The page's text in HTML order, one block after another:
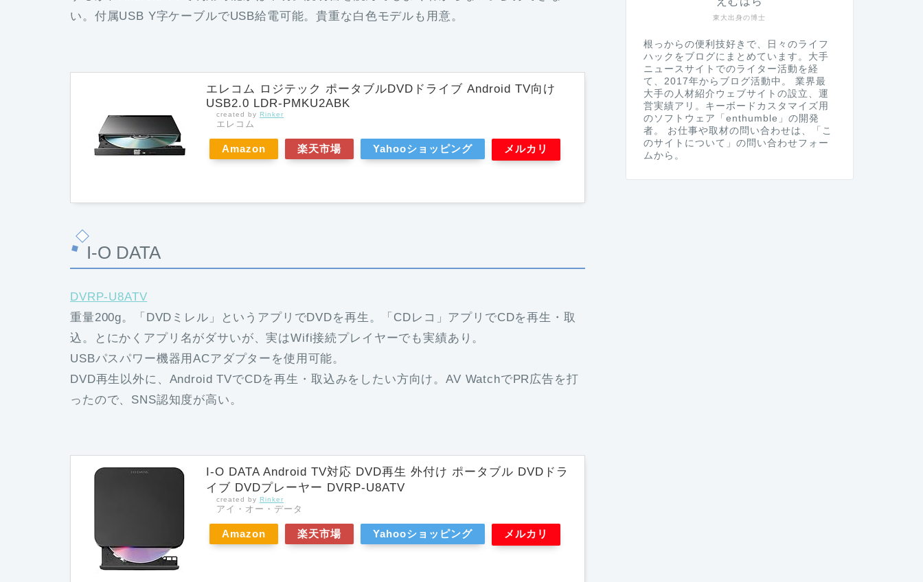
い。付属USB Y字ケーブルでUSB給電可能。貴重な白色モデルも用意。
エレコム ロジテック ポータブルDVDドライブ Android TV向け
USB2.0 LDR-PMKU2ABK
created by Rinker
エレコム
Amazon 楽天市場 Yahooショッピング メルカリ
I-O DATA
DVRP-U8ATV
重量200g。「DVDミレル」というアプリでDVDを再生。「CDレコ」アプリでCDを再生・取
込。とにかくアプリ名がダサいが、実はWifi接続プレイヤーでも実績あり。
USBパスパワー機器用ACアダプターを使用可能。
DVD再生以外に、Android TVでCDを再生・取込みをしたい方向け。AV WatchでPR広告を打
ったので、SNS認知度が高い。
I-O DATA Android TV対応 DVD再生 外付け ポータブル DVDドラ
イブ DVDプレーヤー DVRP-U8ATV
created by Rinker
アイ・オー・データ
Amazon 楽天市場 Yahooショッピング メルカリ
東大出身の博士
根っからの便利技好きで、日々のライフ
ハックをブログにまとめています。大手
ニュースサイトでのライター活動を経
て、2017年からブログ活動中。 業界最
大手の人材紹介ウェブサイトの設立、運
営実績アリ。キーボードカスタマイズ用
のソフトウェア「enthumble」の開発
者。 お仕事や取材の問い合わせは、「こ
のサイトについて」の問い合わせフォー
ムから。